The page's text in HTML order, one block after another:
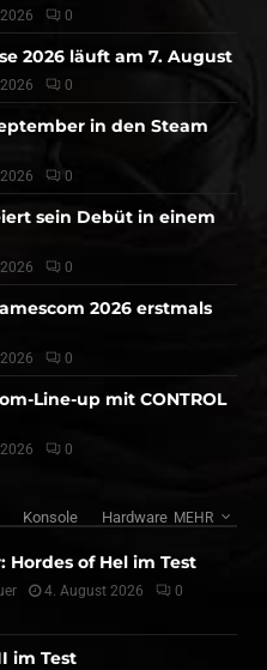
0
2026 läuft am 7. August
0
in den Steam
0
sein Debüt in einem
0
2026 erstmals
0
Line-up mit CONTROL
0
Konsole Hardware MEHR
Hordes of Hel im Test
4. August 2026 0
im Test